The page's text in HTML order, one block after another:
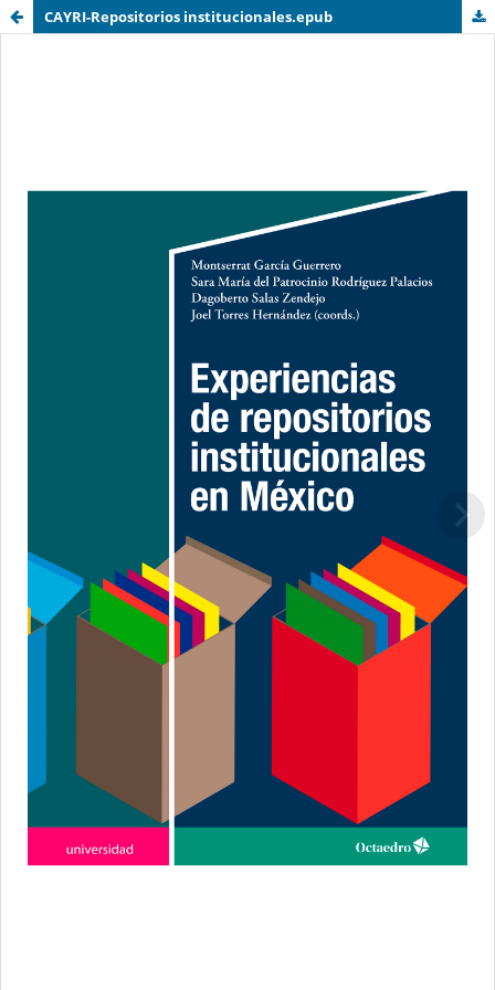
CAYRI-Repositorios institucionales.epub